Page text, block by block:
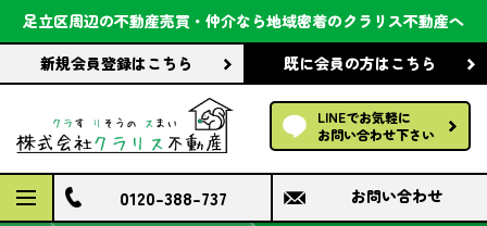
足立区周辺の不動産売買・仲介なら地域密着のクラリス不動産へ
新規会員登録はこちら 既に会員の方はこちら
LINEでお気軽に
お問い合わせ下さい
会社案内
前回の履歴で探す
保存した条件で探す
検討中の物件
0120-388-737 お問い合わせ